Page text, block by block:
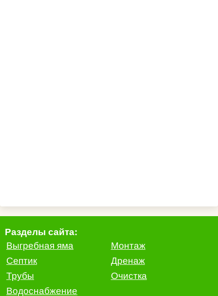
Разделы сайта:
Выгребная яма
Монтаж
Септик
Дренаж
Трубы
Очистка
Водоснабжение